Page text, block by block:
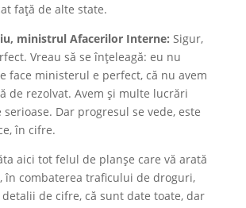
față de alte state.
ministrul Afacerilor Interne: Sigur,
Vreau să se înțeleagă: eu nu
face ministerul e perfect, că nu avem
de rezolvat. Avem și multe lucrări
Dar progresul se vede, este
în cifre.
aici tot felul de planșe care vă arată
în combaterea traficului de droguri,
de cifre, că sunt date toate, dar